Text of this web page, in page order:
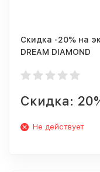
Скидка -20% на
DREAM DIAMOND
Скидка:
Не действует